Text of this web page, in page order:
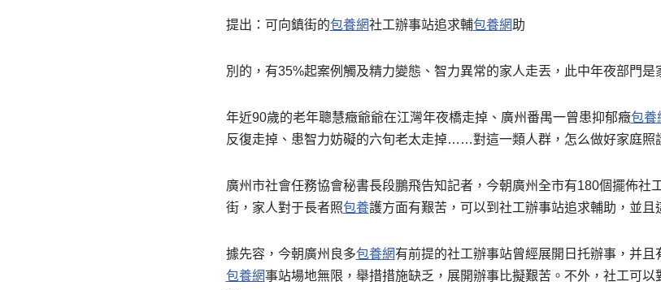
提出：可向鎮街的包養網社工辦事站追求輔包養網助
別的，有35%起案例觸及精力變態、智力異常的家人走丟，此中年夜部門是
年近90歲的老年聰慧癥爺爺在江灣年夜橋走掉、廣州番禺一曾患抑郁癥包養
反復走掉、患智力妨礙的六旬老太走掉……對這一類人群，怎么做好家庭照
廣州市社會任務協會秘書長段鵬飛告知記者，今朝廣州全市有180個擺佈社
街，家人對于長者照包養護方面有艱苦，可以到社工辦事站追求輔助，並且
據先容，今朝廣州良多包養網有前提的社工辦事站曾經展開日托辦事，并
包養網事站場地無限，舉措措施缺乏，展開辦事比擬艱苦。不外，社工可